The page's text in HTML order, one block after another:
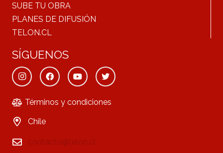
SUBE TU OBRA
PLANES DE DIFUSIÓN
TELON.CL
SÍGUENOS
Términos y condiciones
Chile
contacto@telon.cl